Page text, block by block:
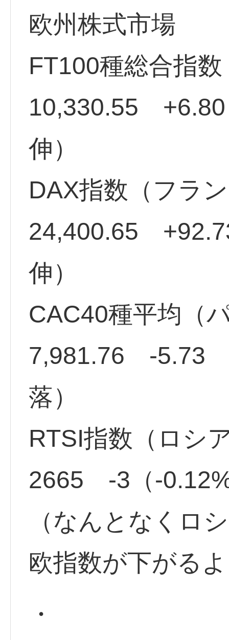
欧州株式市場
FT100種総合指
10,330.55
伸）
DAX指数（フラ
24,400.65
伸）
CAC40種平均（
7,981.76 -5.73
落）
RTSI指数（ロシ
2665 -3（-
（なんとなくロ
欧指数が下がる
・